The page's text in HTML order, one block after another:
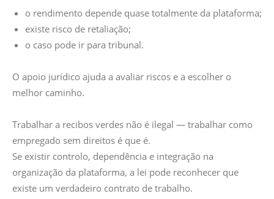
o rendimento depende quase totalmente da plataforma;
existe risco de retaliação;
o caso pode ir para tribunal.
O apoio jurídico ajuda a avaliar riscos e a escolher o
melhor caminho.
Trabalhar a recibos verdes não é ilegal — trabalhar como
empregado sem direitos é que é.
Se existir controlo, dependência e integração na
organização da plataforma, a lei pode reconhecer que
existe um verdadeiro contrato de trabalho.